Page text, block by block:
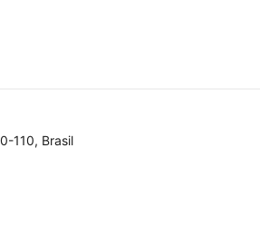
110, Brasil